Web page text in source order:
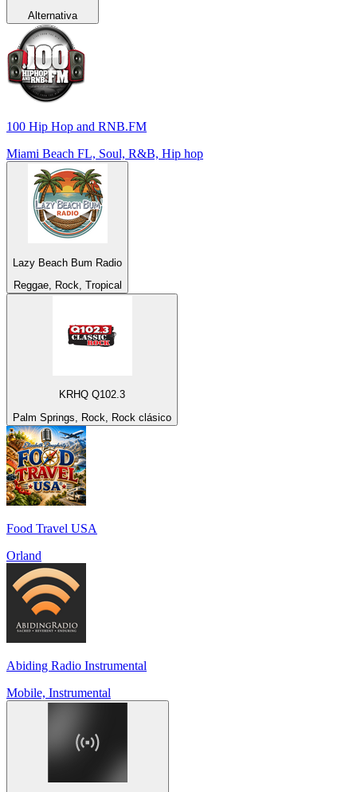
Alternativa
100 Hip Hop and RNB.FM
Miami Beach FL, Soul, R&B, Hip hop
Lazy Beach Bum Radio
Reggae, Rock, Tropical
KRHQ Q102.3
Palm Springs, Rock, Rock clásico
Food Travel USA
Orland
Abiding Radio Instrumental
Mobile, Instrumental